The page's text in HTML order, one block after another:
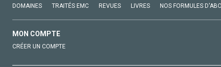
DOMAINES TRAITÉS EMC REVUES LIVRES NOS FORMULES
MON COMPTE
CRÉER UN COMPTE